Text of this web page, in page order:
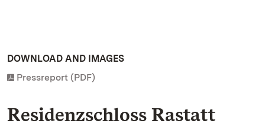
DOWNLOAD AND IMAGES
Pressreport (PDF)
Residenzschloss Rastatt